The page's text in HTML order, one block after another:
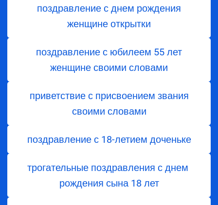
поздравление с днем рождения
женщине открытки
поздравление с юбилеем 55 лет
женщине своими словами
приветствие с присвоением звания
своими словами
поздравление с 18-летием доченьке
трогательные поздравления с днем ​​
рождения сына 18 лет